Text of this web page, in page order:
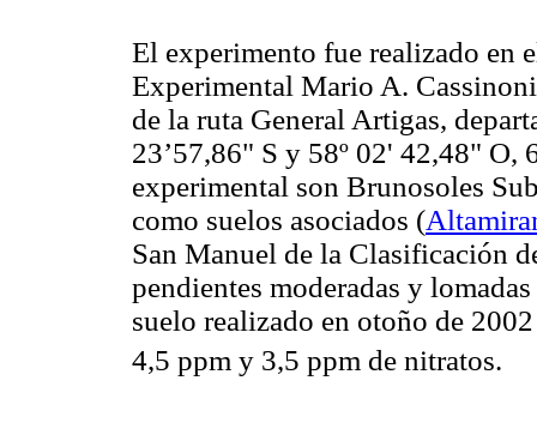
El experimento fue realizado en
Experimental Mario A.
de la ruta General Artigas,
23’57,86" S y 58º 02' 42,48" O,
experimental son Brunosoles
como suelos asociados (
San Manuel de la Clasificación
pendientes moderadas y
suelo realizado en otoño de
4,5 ppm y 3,5 ppm de nitratos.